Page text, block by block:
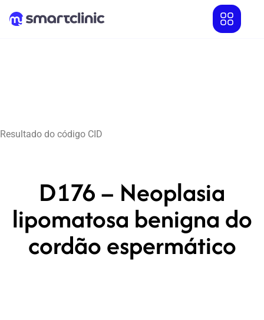
Resultado do código CID
D176 – Neoplasia
lipomatosa benigna do
cordão espermático